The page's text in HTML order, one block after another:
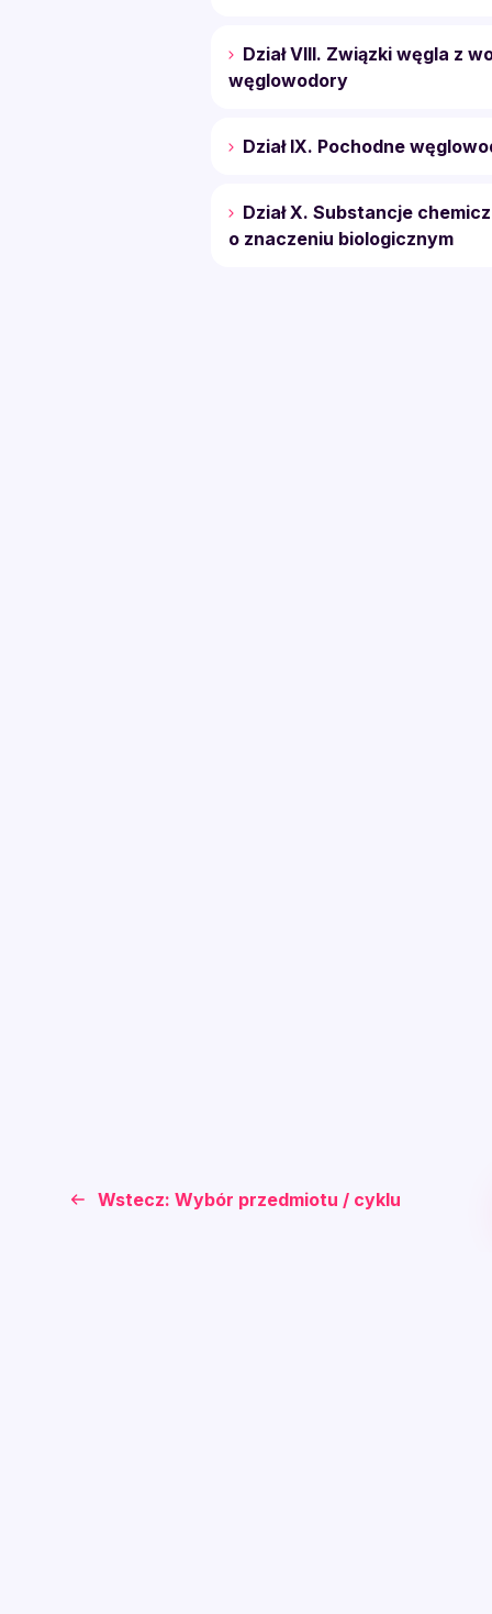
Dział VIII. Związki węgla z
węglowodory
Dział IX. Pochodne
Dział X. Substancje
o znaczeniu biologicznym
Wstecz: Wybór przedmiotu / cyklu